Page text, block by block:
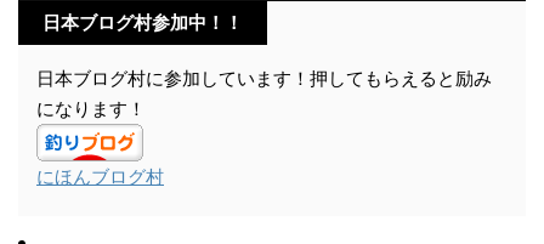
日本ブログ村参加中！！
日本ブログ村に参加しています！押してもらえると励み
になります！
にほんブログ村